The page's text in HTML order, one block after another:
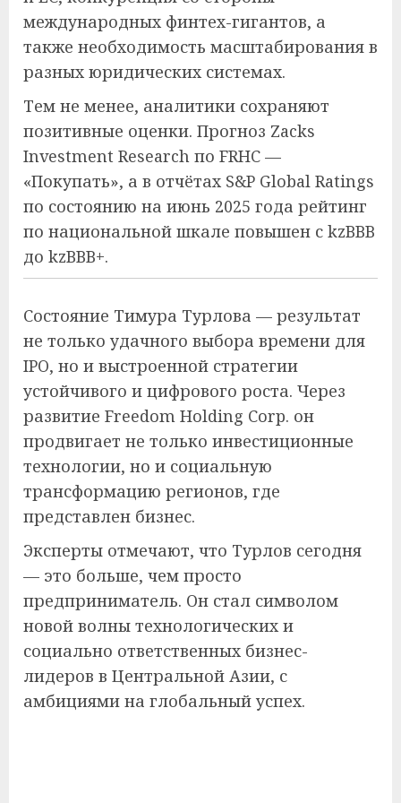
международных финтех-гигантов, а
также необходимость масштабирования в
разных юридических системах.
Тем не менее, аналитики сохраняют
позитивные оценки. Прогноз Zacks
Investment Research по FRHC —
«Покупать», а в отчётах S&P Global Ratings
по состоянию на июнь 2025 года рейтинг
по национальной шкале повышен с kzBBB
до kzBBB+.
Состояние Тимура Турлова — результат
не только удачного выбора времени для
IPO, но и выстроенной стратегии
устойчивого и цифрового роста. Через
развитие Freedom Holding Corp. он
продвигает не только инвестиционные
технологии, но и социальную
трансформацию регионов, где
представлен бизнес.
Эксперты отмечают, что Турлов сегодня
— это больше, чем просто
предприниматель. Он стал символом
новой волны технологических и
социально ответственных бизнес-
лидеров в Центральной Азии, с
амбициями на глобальный успех.